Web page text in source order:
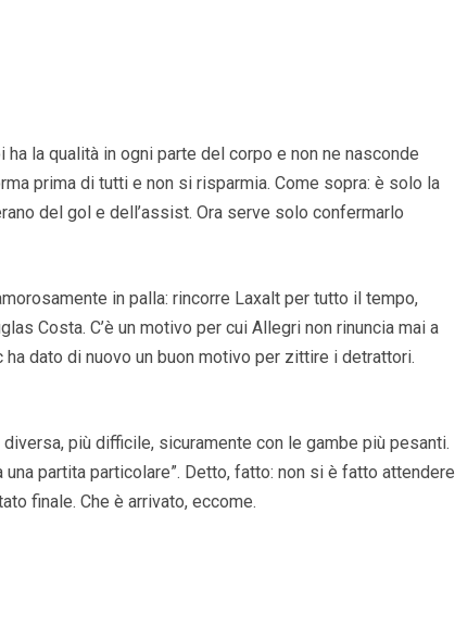
ha la qualità in ogni parte del corpo e non ne nasconde
prima di tutti e non si risparmia. Come sopra: è solo la
del gol e dell’assist. Ora serve solo confermarlo
in palla: rincorre Laxalt per tutto il tempo,
Costa. C’è un motivo per cui Allegri non rinuncia mai a
dato di nuovo un buon motivo per zittire i detrattori.
più difficile, sicuramente con le gambe più pesanti.
partita particolare”. Detto, fatto: non si è fatto attendere
finale. Che è arrivato, eccome.